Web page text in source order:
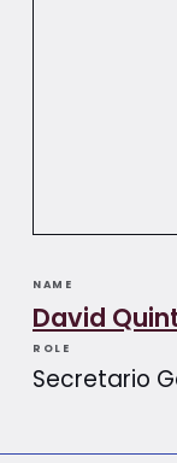
NAME
David
ROLE
Secretario